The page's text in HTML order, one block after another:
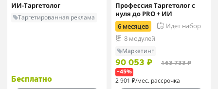
ИИ-Таргетолог
Таргетированная реклама
Бесплатно
Профессия Таргетолог с
нуля до PRO + ИИ
6 месяцев
Идет набор
8 модулей
Маркетинг
90 053 ₽ 163 733 ₽
–45%
2 901 ₽/мес. рассрочка